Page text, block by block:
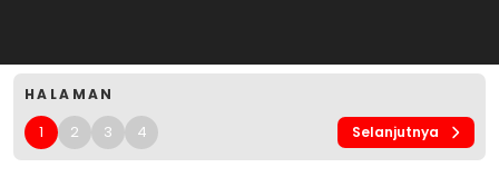
HALAMAN
1 2 3 4 Selanjutnya